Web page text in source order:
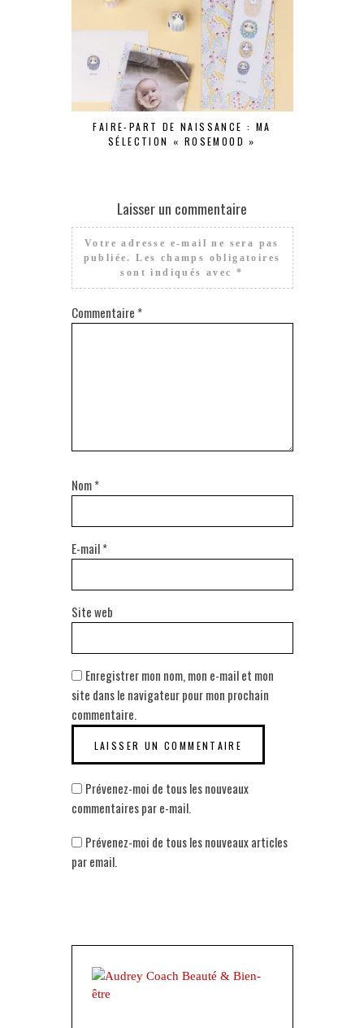
FAIRE-PART DE NAISSANCE : MA
SÉLECTION « ROSEMOOD »
Laisser un commentaire
Votre adresse e-mail ne sera pas
publiée. Les champs obligatoires
sont indiqués avec*
Commentaire *
Nom*
E-mail*
Site web
Enregistrer mon nom, mon e-mail et mon
site dans le navigateur pour mon prochain
commentaire.
Prévenez-moi de tous les nouveaux
commentaires par e-mail.
Prévenez-moi de tous les nouveaux articles
par email.